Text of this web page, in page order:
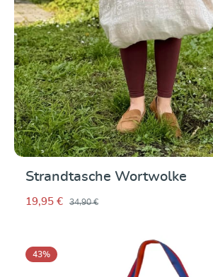
Strandtasche Wortwolke
19,95 € 34,90 €
43%